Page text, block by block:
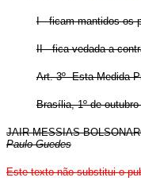
I - ficam mantidos os
II - fica vedada a
Art. 3º Esta Medida
Brasília, 1º de
JAIR MESSIAS
Paulo Guedes
Este texto não substitui o